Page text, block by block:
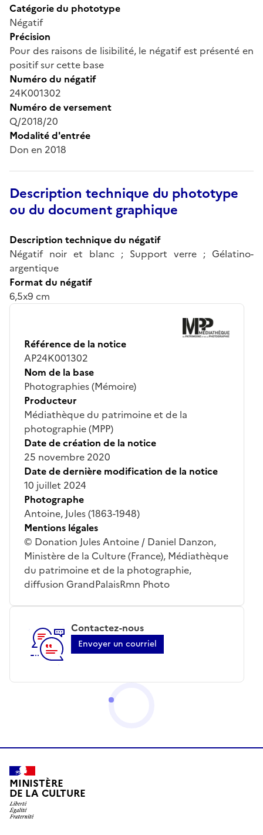
Catégorie du phototype
Négatif
Précision
Pour des raisons de lisibilité, le négatif est présenté en
positif sur cette base
Numéro du négatif
24K001302
Numéro de versement
Q/2018/20
Modalité d'entrée
Don en 2018
Description technique du phototype
ou du document graphique
Description technique du négatif
Négatif noir et blanc ; Support verre ; Gélatino-
argentique
Format du négatif
6,5x9 cm
Référence de la notice
AP24K001302
Nom de la base
Photographies (Mémoire)
Producteur
Médiathèque du patrimoine et de la
photographie (MPP)
Date de création de la notice
25 novembre 2020
Date de dernière modification de la notice
10 juillet 2024
Photographe
Antoine, Jules (1863-1948)
Mentions légales
© Donation Jules Antoine / Daniel Danzon,
Ministère de la Culture (France), Médiathèque
du patrimoine et de la photographie,
diffusion GrandPalaisRmn Photo
Contactez-nous
Envoyer un courriel
MINISTÈRE
DE LA CULTURE